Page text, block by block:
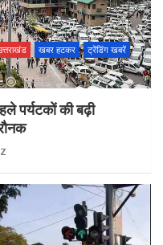
खबर हटकर
ट्रेंडिंग खबरें
पर्यटकों की बढ़ी